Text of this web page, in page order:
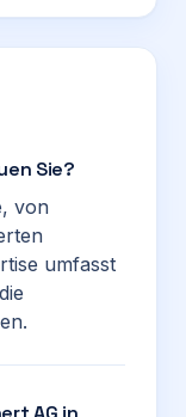
Sie?
von
umfasst